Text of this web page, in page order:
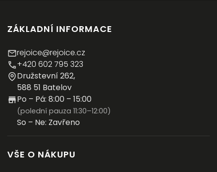
ZÁKLADNÍ INFORMACE
rejoice@rejoice.cz
+420 602 795 323
Družstevní 262,
588 51 Batelov
Po – Pá: 8:00 – 15:00
(polední pauza 11:30–12:00)
So – Ne: Zavřeno
VŠE O NÁKUPU